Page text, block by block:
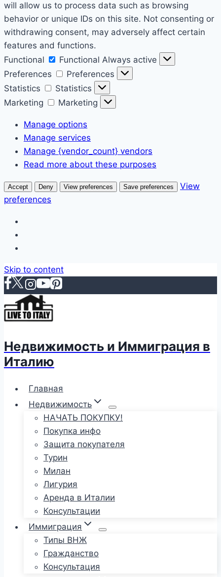
will allow us to process data such as browsing
behavior or unique IDs on this site. Not consenting or
withdrawing consent, may adversely affect certain
features and functions.
Functional
Functional Always active
Preferences
Preferences
Statistics
Statistics
Marketing
Marketing
Manage options
Manage services
Manage {vendor_count} vendors
Read more about these purposes
Accept Deny View preferences Save preferences
View
preferences
Skip to content
Недвижимость и Иммиграция в
Италию
Главная
Недвижимость
НАЧАТЬ ПОКУПКУ!
Покупка инфо
Защита покупателя
Турин
Милан
Лигурия
Аренда в Италии
Консультации
Иммиграция
Типы ВНЖ
Гражданство
Консультация